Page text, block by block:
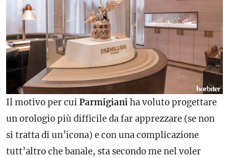
Il motivo per cuiParmigianiha voluto progettare
un orologio più difficile da far apprezzare (se non
si tratta di un’icona) e con unacomplicazione
tutt’altro che banale, sta secondo me nel voler